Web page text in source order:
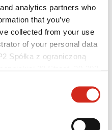
analytics partners who
that you’ve
collected from your use
of your personal data
Spółka z ograniczoną